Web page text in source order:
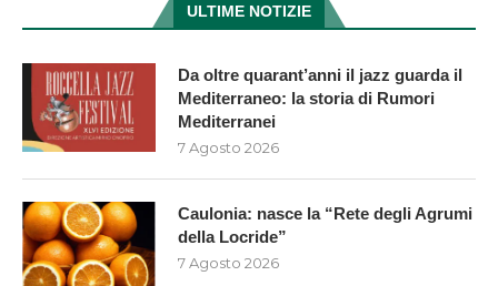
ULTIME NOTIZIE
Da oltre quarant’anni il jazz guarda il
Mediterraneo: la storia di Rumori
Mediterranei
7 Agosto 2026
Caulonia: nasce la “Rete degli Agrumi
della Locride”
7 Agosto 2026